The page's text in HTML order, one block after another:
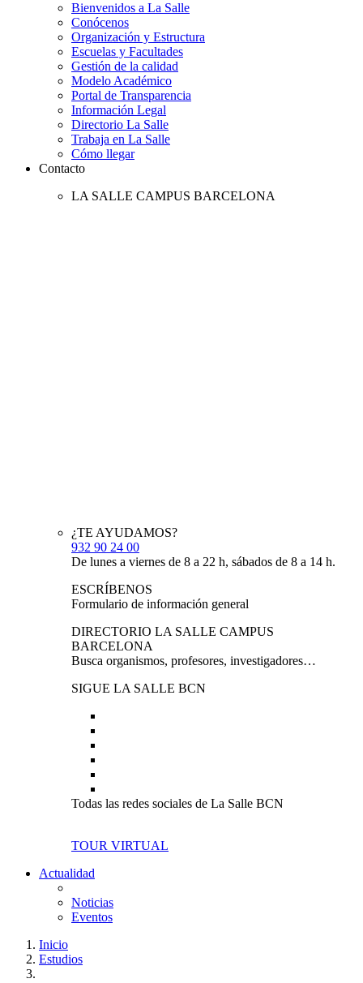
Bienvenidos a La Salle
Conócenos
Organización y Estructura
Escuelas y Facultades
Gestión de la calidad
Modelo Académico
Portal de Transparencia
Información Legal
Directorio La Salle
Trabaja en La Salle
Cómo llegar
Contacto
LA SALLE CAMPUS BARCELONA
¿TE AYUDAMOS?
932 90 24 00
De lunes a viernes de 8 a 22 h, sábados de 8 a 14 h.
ESCRÍBENOS
Formulario de información general
DIRECTORIO LA SALLE CAMPUS
BARCELONA
Busca organismos, profesores, investigadores…
SIGUE LA SALLE BCN
Todas las redes sociales de La Salle BCN
TOUR VIRTUAL
Actualidad
Noticias
Eventos
Inicio
Estudios